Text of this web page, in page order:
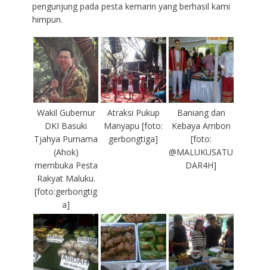
pengunjung pada pesta kemarin yang berhasil kami
himpun.
Wakil Gubernur
DKI Basuki
Tjahya Purnama
(Ahok)
membuka Pesta
Rakyat Maluku.
[foto:gerbongtig
a]
Atraksi Pukup
Manyapu [foto:
gerbongtiga]
Baniang dan
Kebaya Ambon
[foto:
@MALUKUSATU
DAR4H]